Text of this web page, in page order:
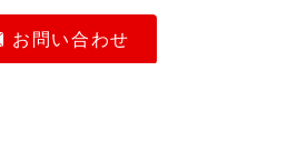
お問い合わせ